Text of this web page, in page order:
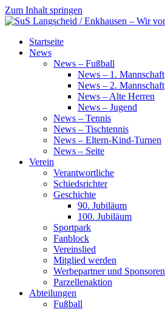
Zum Inhalt springen
SuS
Langscheid
Startseite
News
News – Fußball
News – 1. Mannschaft
News – 2. Mannschaft
News – Alte Herren
News – Jugend
News – Tennis
News – Tischtennis
News – Eltern-Kind-Turnen
News – Seite
Verein
Verantwortliche
Schiedsrichter
Geschichte
90. Jubiläum
100. Jubiläum
Sportpark
Fanblock
Vereinslied
Mitglied werden
Werbepartner und Sponsoren
Parzellenaktion
Abteilungen
Fußball